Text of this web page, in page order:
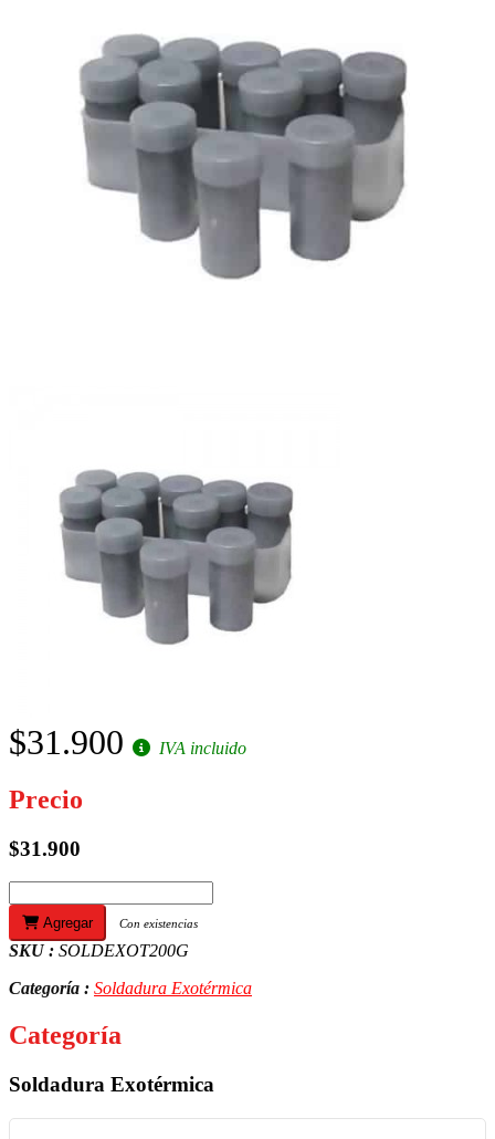
$31.900 IVA incluido
Precio
$31.900
Agregar Con existencias
SKU : SOLDEXOT200G
Categoría : Soldadura Exotérmica
Categoría
Soldadura Exotérmica